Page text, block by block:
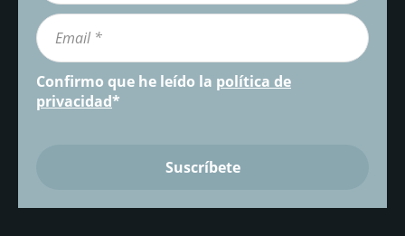
Confirmo que he leído la política de
privacidad*